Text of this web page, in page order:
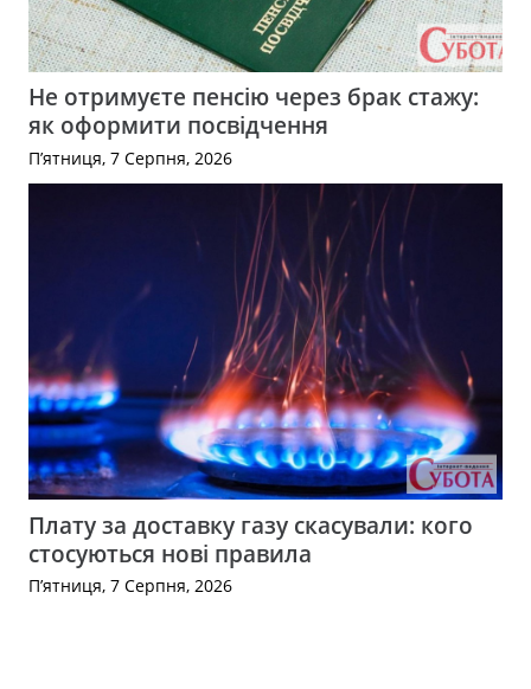
Не отримуєте пенсію через брак стажу:
як оформити посвідчення
П’ятниця, 7 Серпня, 2026
Плату за доставку газу скасували: кого
стосуються нові правила
П’ятниця, 7 Серпня, 2026